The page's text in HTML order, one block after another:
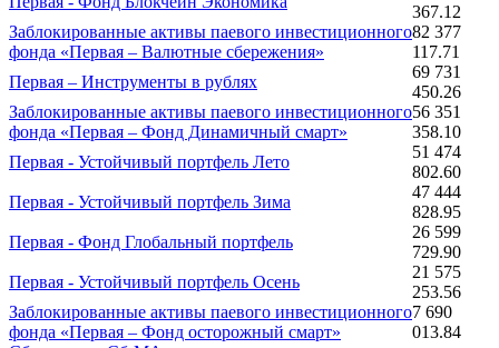
367.12
Заблокированные активы паевого инвестиционного
фонда «Первая – Валютные сбережения»
82 377
117.71
Первая – Инструменты в рублях
69 731
450.26
Заблокированные активы паевого инвестиционного
фонда «Первая – Фонд Динамичный смарт»
56 351
358.10
Первая - Устойчивый портфель Лето
51 474
802.60
Первая - Устойчивый портфель Зима
47 444
828.95
Первая - Фонд Глобальный портфель
26 599
729.90
Первая - Устойчивый портфель Осень
21 575
253.56
Заблокированные активы паевого инвестиционного
фонда «Первая – Фонд осторожный смарт»
7 690
013.84